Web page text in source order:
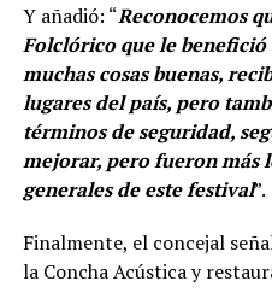
Y añadió: “Reconocemos
Folclórico que le
muchas cosas buenas,
lugares del país, pero
términos de seguridad,
mejorar, pero fueron más
generales de este festival”.
Finalmente, el concejal
la Concha Acústica y